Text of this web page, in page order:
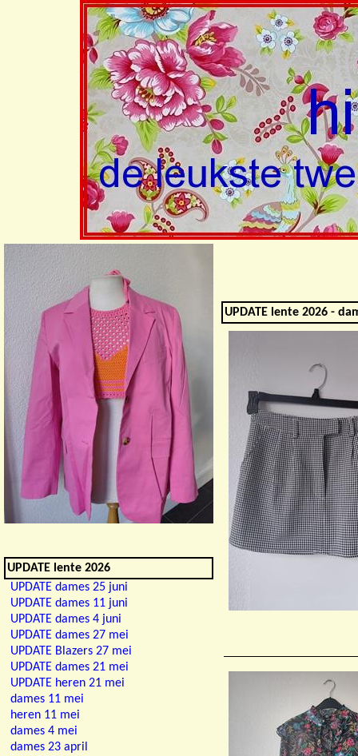
UPDATE lente 2026
UPDATE dames 25 juni
UPDATE dames 11 juni
UPDATE dames 4 juni
UPDATE dames 27 mei
UPDATE Blazers 27 mei
UPDATE dames 21 mei
UPDATE heren 21 mei
dames 11 mei
heren 11 mei
dames 4 mei
dames 23 april
UPDATE lente 2026 -